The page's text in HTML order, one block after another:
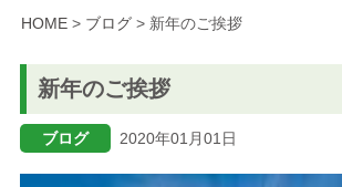
新着情報・地域貢献活動
HOME> ブログ> 新年のご挨拶
新年のご挨拶
ブログ 2020年01月01日